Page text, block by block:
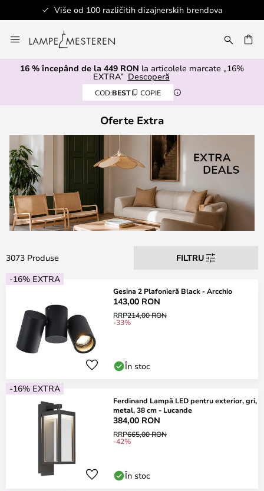
dizajnerskih brendova
la
Continut
16 % începând de la 449 RON la articolele marcate „16%
EXTRA” Descoperă
COD:BEST COPIE
Oferte Extra
3073 Produse
FILTRU
-16% EXTRA
Gesina 2 Plafonieră Black - Arcchio
143,00 RON
RRP214,00 RON
-33%
În stoc
-16% EXTRA
Ferdinand Lampă LED pentru exterior, gri,
metal, 38 cm - Lucande
384,00 RON
RRP665,00 RON
-42%
În stoc